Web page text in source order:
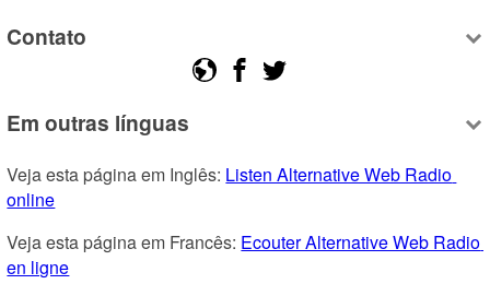
Contato
Em outras línguas
Veja esta página em Inglês: Listen Alternative Web Radio
online
Veja esta página em Francês: Ecouter Alternative Web Radio
en ligne